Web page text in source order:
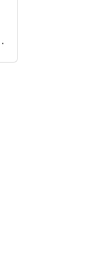
徒歩6分）